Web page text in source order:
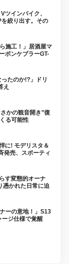
ツインバイク、
絞り出す。その
施工！」居酒屋マ
ボンケブラーGT-
ったのか!?」ドリ
え
かの観音開き”復
る可能性
に! モデリスタ＆
発売、スポーティ
す変態的オーナ
憑かれた日常に迫
ーの意地！」S13
ージ仕様で覚醒